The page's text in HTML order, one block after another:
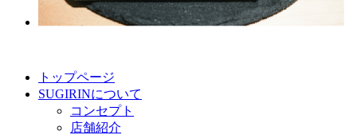
トップページ
SUGIRINについて
コンセプト
店舗紹介